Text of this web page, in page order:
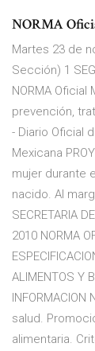
NORMA
Martes 23 de
Sección) 1
NORMA Oficial
prevención,
- Diario Oficial
Mexicana
mujer durante
nacido. Al
SECRETARIA
2010 NORMA
ALIMENTOS Y
salud.
alimentaria.